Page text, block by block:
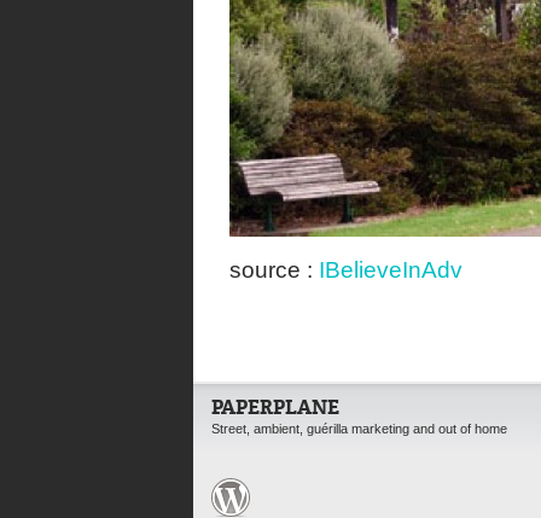
source : IBelieveInAdv
PAPERPLANE
Street, ambient, guérilla marketing and out of home